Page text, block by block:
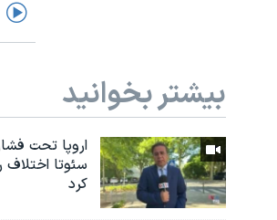
بیشتر بخوانید
اروپا تحت
سئوتا اختلاف
کرد